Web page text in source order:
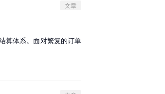
文章
算体系。面对繁复的订单